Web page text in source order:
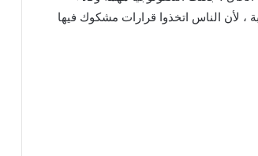
، لأن الناس اتخذوا قرارات مشكوك فيها